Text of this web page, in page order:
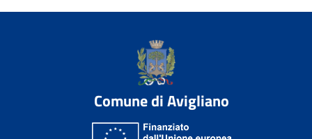
Comune di Avigliano